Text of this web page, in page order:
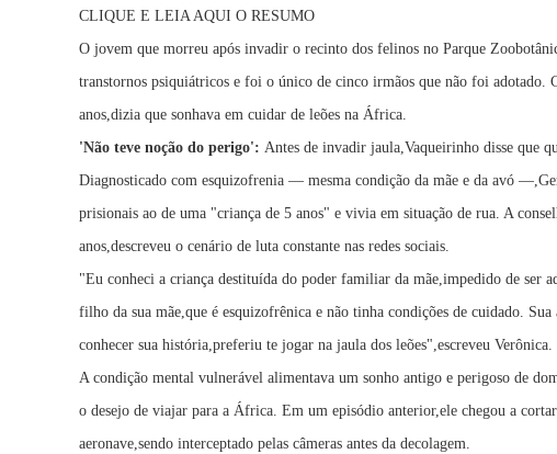
CLIQUE E LEIA AQUI O RESUMO
O jovem que morreu após invadir o recinto dos felinos no Parque
transtornos psiquiátricos e foi o único de cinco irmãos que não foi adotado.
anos,dizia que sonhava em cuidar de leões na África.
'Não teve noção do perigo': Antes de invadir jaula,Vaqueirinho disse que
Diagnosticado com esquizofrenia — mesma condição da mãe e da avó
prisionais ao de uma "criança de 5 anos" e vivia em situação de rua. A
anos,descreveu o cenário de luta constante nas redes sociais.
"Eu conheci a criança destituída do poder familiar da mãe,impedido de ser
filho da sua mãe,que é esquizofrênica e não tinha condições de cuidado.
conhecer sua história,preferiu te jogar na jaula dos leões",escreveu Verônica.
A condição mental vulnerável alimentava um sonho antigo e perigoso de
o desejo de viajar para a África. Em um episódio anterior,ele chegou a
aeronave,sendo interceptado pelas câmeras antes da decolagem.